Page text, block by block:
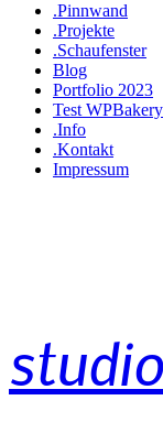
.Pinnwand
.Projekte
.Schaufenster
Blog
Portfolio 2023
Test
.Info
.Kontakt
Impressum